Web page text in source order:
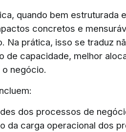
quando bem estruturada
concretos e
Na prática, isso se traduz
de capacidade, melhor
negócio.
dos processos de
da carga operacional dos